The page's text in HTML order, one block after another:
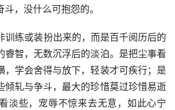
，没什么可抱怨的。
训练或装扮出来的，而是百千阅历后的
睿智，无数沉浮后的淡泊。是把尘事看
，学会舍得与放下，轻装才可疾行；是
倾轧与争斗，最大的珍惜莫过珍惜易逝
淡些，宠辱不惊来去无意，如此心宁